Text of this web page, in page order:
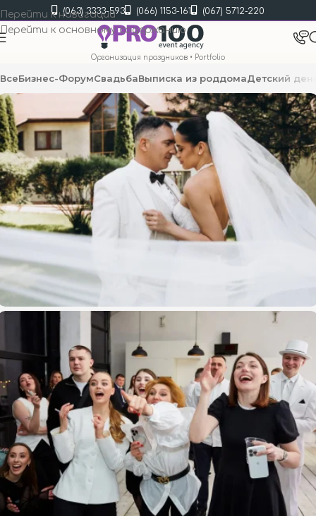
Перейти к навигации
Перейти к основному содержанию
(063) 3333-593 (066) 1153-161 (067) 5712-220
Организация праздников • Portfolio
ВсеБизнес-ФорумСвадьбаВыписка из роддомаДетский
Сегодняшний день 22.05.2026